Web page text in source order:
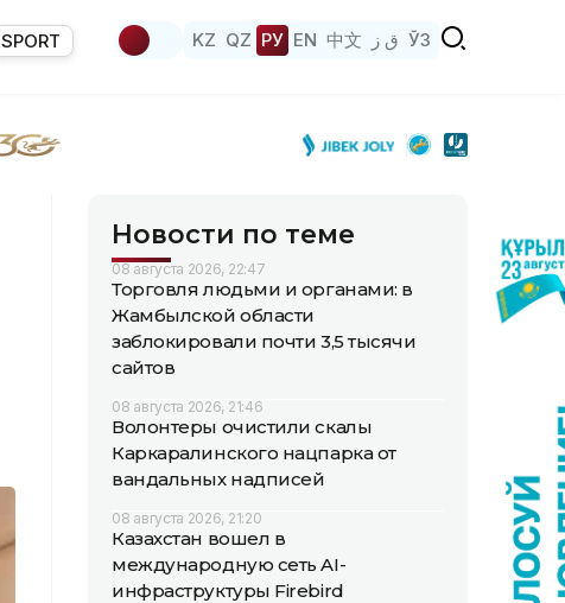
SPORT KZ QZ РУ EN 中文 ق ز ЎЗ
Новости по теме
08 августа 2026, 22:47
Торговля людьми и органами: в
Жамбылской области
заблокировали почти 3,5 тысячи
сайтов
08 августа 2026, 21:46
Волонтеры очистили скалы
Каркаралинского нацпарка от
вандальных надписей
08 августа 2026, 21:20
Казахстан вошел в
международную сеть AI-
инфраструктуры Firebird